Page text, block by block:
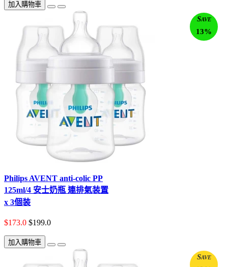
加入購物車
Save
13%
Philips AVENT anti-colic PP
125ml/4 安士奶瓶 連排氣装置
x 3個装
$173.0 $199.0
加入購物車
Save